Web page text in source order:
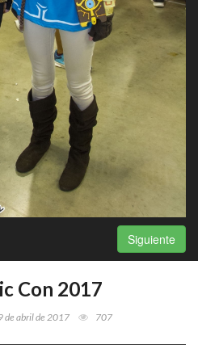
Siguiente
Con 2017
de abril de 2017 707